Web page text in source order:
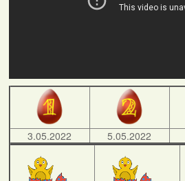
3.05.2022 5.05.2022